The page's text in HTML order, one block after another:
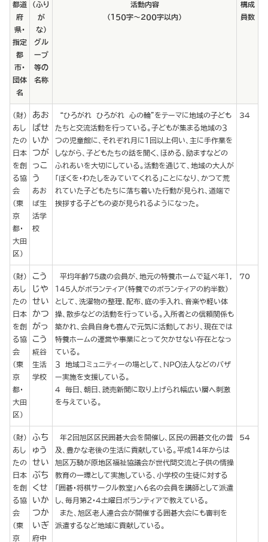
都道
府
県・
指定
都
市・
団体
名
（ふり
が
な）
グル
ープ
等の
名称
活動内容
（１５０字～２００字以内）
構成
員数
（財）
あし
たの
日本
を創
る協
会
（東
京
都・
大田
区）
あお
ばせ
いか
つが
っこ
う
あお
ば生
活学
校
“ひろがれ ひろがれ 心の輪”をテーマに地域の子ども
たちと交流活動を行っている。子どもが集まる地域の３
つの児童館に、それぞれ月に１回以上伺い、主に手作業を
しながら、子どもたちの話を聞く、ほめる、励ますなどの
ふれあいを大切にしている。活動を通じて、地域の大人が
「ぼくを・わたしをみていてくれる」ことになり、かつて荒
れていた子どもたちに落ち着いた行動が見られ、道端で
挨拶する子どもの姿が見られるようになった。
34
（財）
あし
たの
日本
を創
る協
会
（東
京
都・
大田
区）
こう
じや
せい
かつ
がっ
こう
糀谷
生活
学校
平均年齢７５歳の会員が、地元の特養ホームで延べ年１，
１４５人がボランティア（特養でのボランティアの約半数）
として、洗濯物の整理、配布、庭の手入れ、音楽や軽い体
操、散歩などの活動を行っている。入所者との信頼関係も
築かれ、会員自身も喜んで元気に活動しており、現在では
特養ホームの運営や事業にとって欠かせない存在となっ
ている。
３ 地域コミュニティーの場として、ＮＰＯ法人などのバザ
ー実施を支援している。
４ 毎日、朝日、読売新聞に取り上げられ幅広い層へ刺激
を与えている。
70
（財）
あし
たの
日本
を創
る協
会
（東
京
ふち
ゅう
せい
ぶち
くせ
いか
つか
いぎ
府中
年２回旭区区民囲碁大会を開催し、区民の囲碁文化の普
及、豊かな老後の生活に貢献している。平成１４年からは
旭区万騎が原地区福祉協議会が世代間交流と子供の情操
教育の一環として実施している、小学校の生徒に対する
「囲碁・将棋サークル教室」へ６名の会員を講師として派遣
し、毎月第２・４土曜日ボランティアで教えている。
また、旭区老人連合会が開催する囲碁大会にも審判を
派遣するなど地域に貢献している。
54